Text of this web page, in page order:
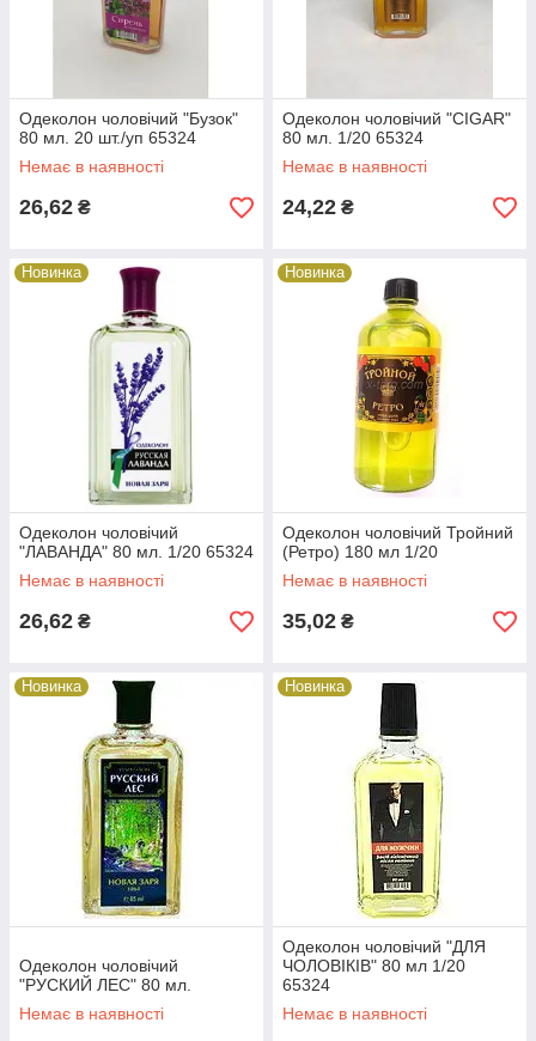
Одеколон чоловічий "Бузок"
80 мл. 20 шт./уп 65324
Немає в наявності
26,62 ₴
Одеколон чоловічий "CIGAR"
80 мл. 1/20 65324
Немає в наявності
24,22 ₴
Новинка
Одеколон чоловічий
"ЛАВАНДА" 80 мл. 1/20 65324
Немає в наявності
26,62 ₴
Новинка
Одеколон чоловічий Тройний
(Ретро) 180 мл 1/20
Немає в наявності
35,02 ₴
Новинка
Одеколон чоловічий
"РУСКИЙ ЛЕС" 80 мл.
Немає в наявності
Новинка
Одеколон чоловічий "ДЛЯ
ЧОЛОВІКІВ" 80 мл 1/20
65324
Немає в наявності